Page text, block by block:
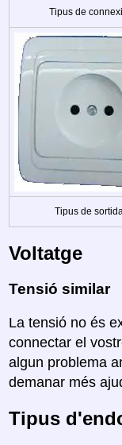
Tipus de
Tipus de
Voltatge
Tensió similar
La tensió no és
connectar el
algun problema
demanar més
Tipus